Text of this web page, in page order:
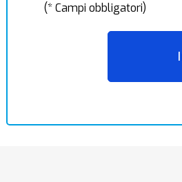
(* Campi obbligatori)